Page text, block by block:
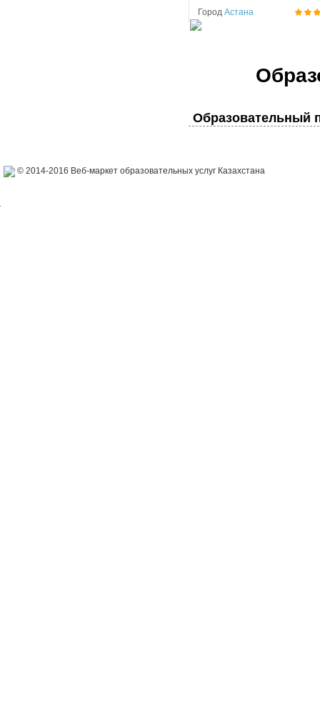
Город Астана
Образовательный
© 2014-2016 Веб-маркет образовательных услуг Казахстана